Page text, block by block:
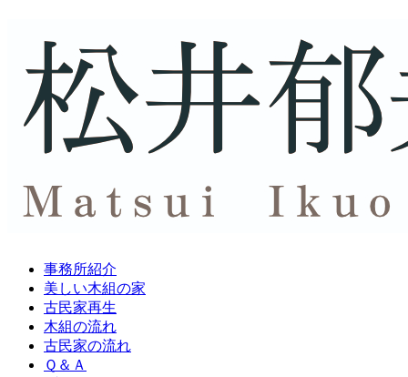
事務所紹介
美しい木組の家
古民家再生
木組の流れ
古民家の流れ
Ｑ＆Ａ